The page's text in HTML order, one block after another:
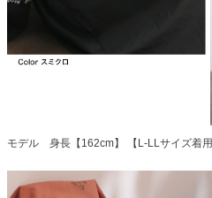
モデル 身長【162cm】 【L-LLサイズ着用